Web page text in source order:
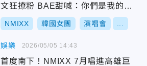
文狂撩粉 BAE甜喊：你們是我的寶B
AE～
NMIXX 韓國女團 演唱會
娛樂
首度南下！NMIXX 7月唱進高雄巨
2026/05/05 14:43